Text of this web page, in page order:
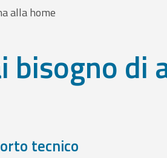
alla home
bisogno di
tecnico